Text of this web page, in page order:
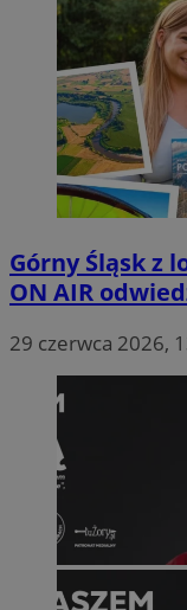
Górny Śląsk z
ON AIR
29 czerwca 2026,